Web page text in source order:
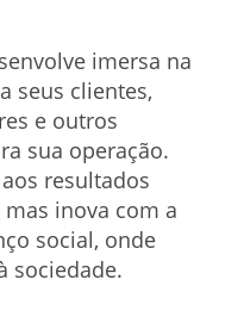
imersa na
seus clientes,
e outros
sua operação.
resultados
inova com a
social, onde
sociedade.